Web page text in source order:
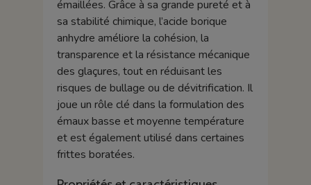
émaillées. Grâce à sa grande pureté et à
sa stabilité chimique, l’acide borique
anhydre améliore la cohésion, la
transparence et la résistance mécanique
des glaçures, tout en réduisant les
risques de bullage ou de dévitrification. Il
joue un rôle clé dans la formulation des
émaux basse et moyenne température
et est également utilisé dans certaines
frittes boratées.